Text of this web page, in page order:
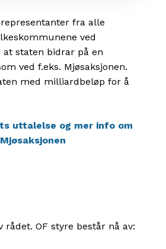
fra alle
ved
at staten bidrar på en
ved f.eks. Mjøsaksjonen.
med milliardbeløp for å
uttalelse og mer info om
Mjøsaksjonen
rådet. OF styre består nå av: